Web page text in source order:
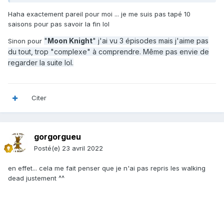
Haha exactement pareil pour moi ... je me suis pas tapé 10
saisons pour pas savoir la fin lol
Sinon pour "Moon Knight" j'ai vu 3 épisodes mais j'aime pas
du tout, trop "complexe" à comprendre. Même pas envie de
regarder la suite lol.
Citer
gorgorgueu
Posté(e) 23 avril 2022
en effet... cela me fait penser que je n'ai pas repris les walking
dead justement ^^